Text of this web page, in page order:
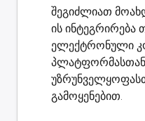
შეგიძლიათ
ის ინტეგრირება
ელექტრონული
გამოყენებით.